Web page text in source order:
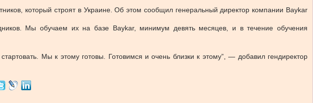
который строят в Украине. Об этом сообщил генеральный директор компании Baykar
Мы обучаем их на базе Baykar, минимум девять месяцев, и в течение обучения
Мы к этому готовы. Готовимся и очень близки к этому”, — добавил гендиректор